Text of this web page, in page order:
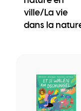
ville/La vie
dans la